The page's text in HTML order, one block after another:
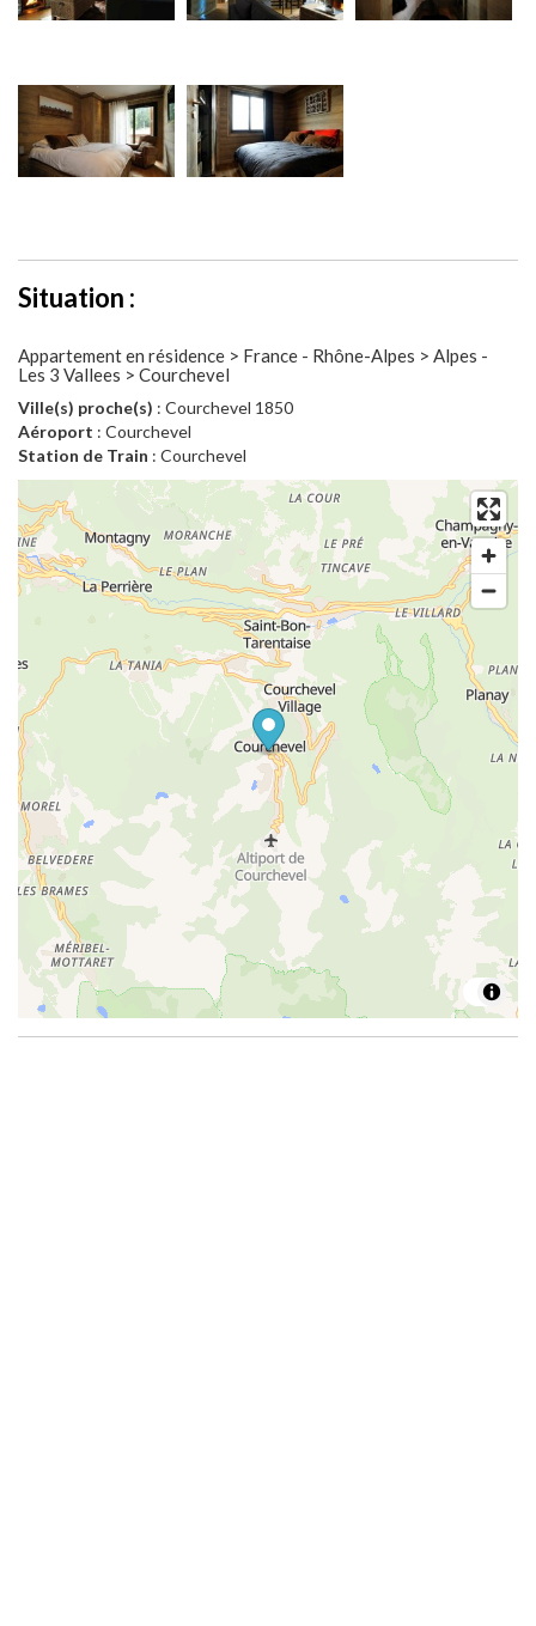
Situation :
Appartement en résidence > France - Rhône-Alpes > Alpes -
Les 3 Vallees > Courchevel
Ville(s) proche(s) : Courchevel 1850
Aéroport : Courchevel
Station de Train : Courchevel